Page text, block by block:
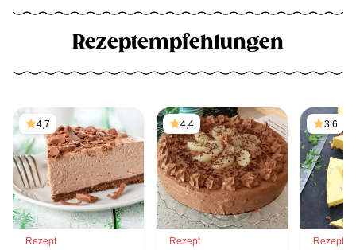
Rezeptempfehlungen
4,7
Rezept
4,4
Rezept
3,6
Rezept